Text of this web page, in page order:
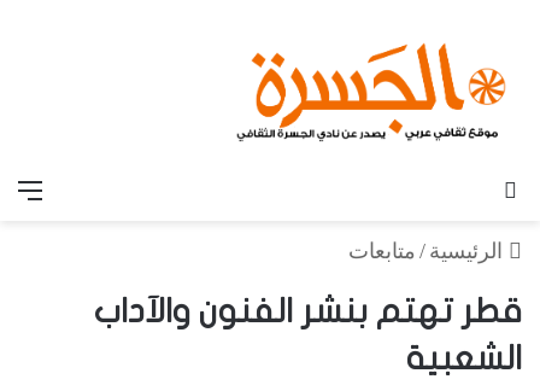
الرئيسية / متابعات
قطر تهتم بنشر الفنون والآداب
الشعبية